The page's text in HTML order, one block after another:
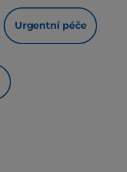
Urgentní péče